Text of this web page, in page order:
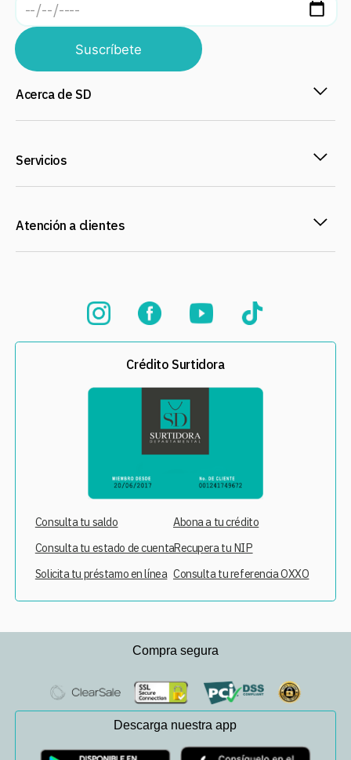
Suscríbete
Acerca de SD
Servicios
Atención a clientes
Crédito Surtidora
Consulta tu saldo
Consulta tu estado de cuenta
Solicita tu préstamo en línea
Abona a tu crédito
Recupera tu NIP
Consulta tu referencia OXXO
Compra segura
Descarga nuestra app